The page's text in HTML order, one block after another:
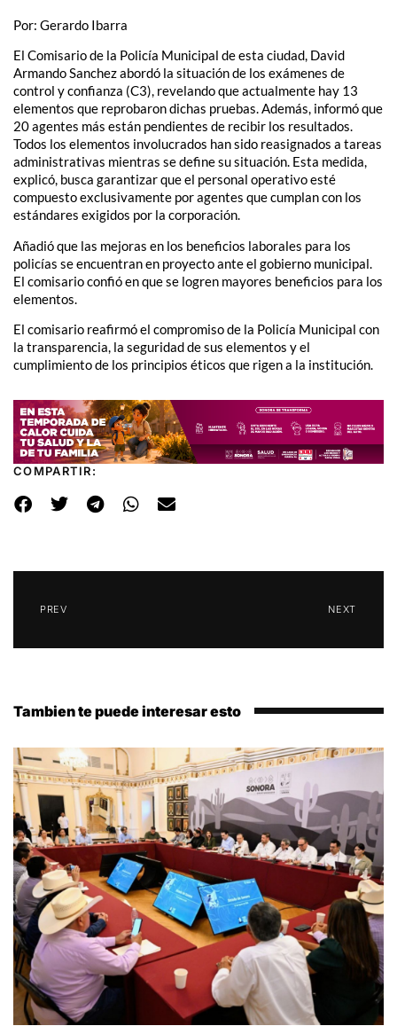
Por: Gerardo Ibarra
El Comisario de la Policía Municipal de esta ciudad, David
Armando Sanchez abordó la situación de los exámenes de
control y confianza (C3), revelando que actualmente hay 13
elementos que reprobaron dichas pruebas. Además, informó que
20 agentes más están pendientes de recibir los resultados.
Todos los elementos involucrados han sido reasignados a tareas
administrativas mientras se define su situación. Esta medida,
explicó, busca garantizar que el personal operativo esté
compuesto exclusivamente por agentes que cumplan con los
estándares exigidos por la corporación.
Añadió que las mejoras en los beneficios laborales para los
policías se encuentran en proyecto ante el gobierno municipal.
El comisario confió en que se logren mayores beneficios para los
elementos.
El comisario reafirmó el compromiso de la Policía Municipal con
la transparencia, la seguridad de sus elementos y el
cumplimiento de los principios éticos que rigen a la institución.
COMPARTIR:
PREV NEXT
Tambien te puede interesar esto